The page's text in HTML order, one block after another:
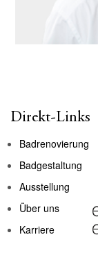
Direkt-Links
Badrenovierung
Badgestaltung
Ausstellung
Über uns
Karriere